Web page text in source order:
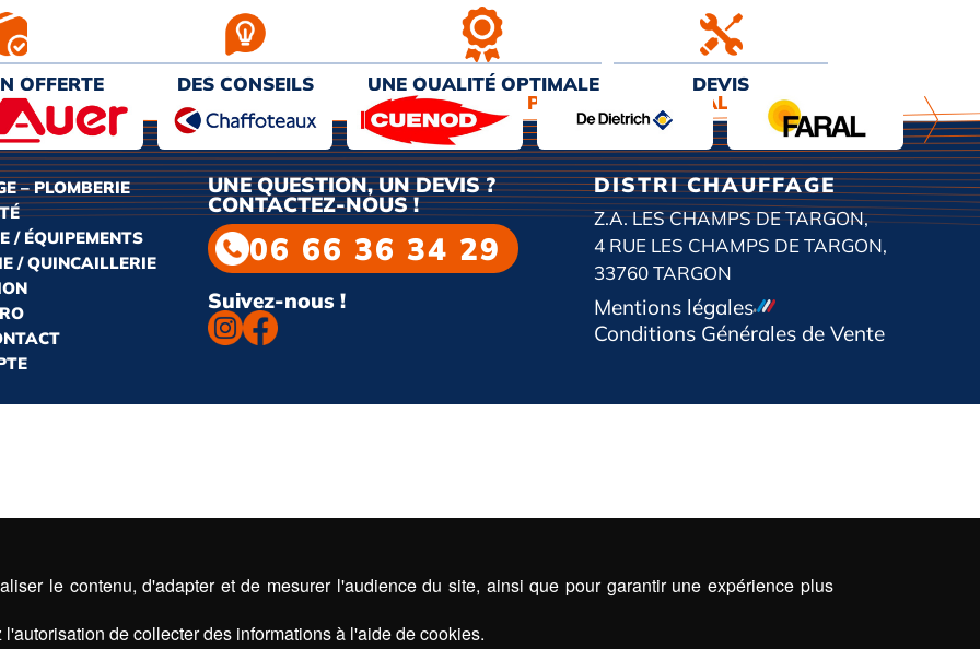
OFFERTE
D’ACHAT
DES CONSEILS
PERSONNALISÉS
UNE QUALITÉ OPTIMALE
AU MEILLEUR PRIX
DEVIS
& INSTALLATION
– PLOMBERIE
/ ÉQUIPEMENTS
/ QUINCAILLERIE
UNE QUESTION, UN DEVIS ?
CONTACTEZ-NOUS !
06 66 36 34 29
Suivez-nous !
DISTRI CHAUFFAGE
Z.A. LES CHAMPS DE TARGON,
4 RUE LES CHAMPS DE TARGON,
33760 TARGON
Mentions légales
Conditions Générales de Vente
le contenu, d'adapter et de mesurer l'audience du site, ainsi que pour garantir une expérience plus
de collecter des informations à l'aide de cookies.